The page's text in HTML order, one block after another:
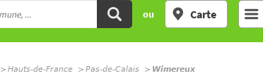
ou Carte
Hauts-de-France Pas-de-Calais Wimereux